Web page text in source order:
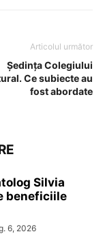
Articolul următor
Ședința Colegiului
Ce subiecte au
fost abordate
Silvia
beneficiile
6, 2026